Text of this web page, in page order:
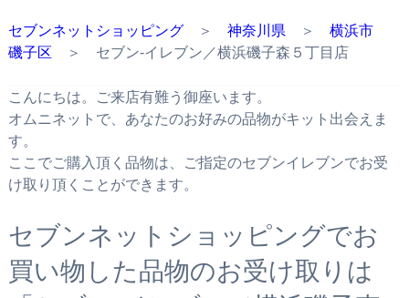
セブンネットショッピング＞ 神奈川県 ＞ 横浜市
磯子区 ＞ セブン‐イレブン／横浜磯子森５丁目店
こんにちは。ご来店有難う御座います。
オムニネットで、あなたのお好みの品物がキット出会えま
す。
ここでご購入頂く品物は、ご指定のセブンイレブンでお受
け取り頂くことができます。
セブンネットショッピングでお
買い物した品物のお受け取りは